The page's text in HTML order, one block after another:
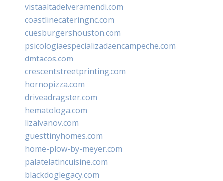
vistaaltadelveramendi.com
coastlinecateringnc.com
cuesburgershouston.com
psicologiaespecializadaencampeche.com
dmtacos.com
crescentstreetprinting.com
hornopizza.com
driveadragster.com
hematologa.com
lizaivanov.com
guesttinyhomes.com
home-plow-by-meyer.com
palatelatincuisine.com
blackdoglegacy.com